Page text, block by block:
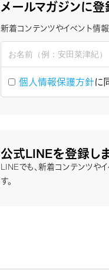
メールマガジンに登
新着コンテンツやイベント情
個人情報保護方針に
公式LINEを登録し
LINEでも、新着コンテンツや
す。